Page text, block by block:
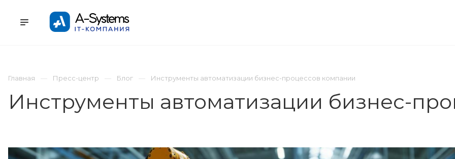
Главная
Пресс-центр Блог Инструменты автоматизации бизнес-процессов компании
Инструменты автоматизации бизнес-